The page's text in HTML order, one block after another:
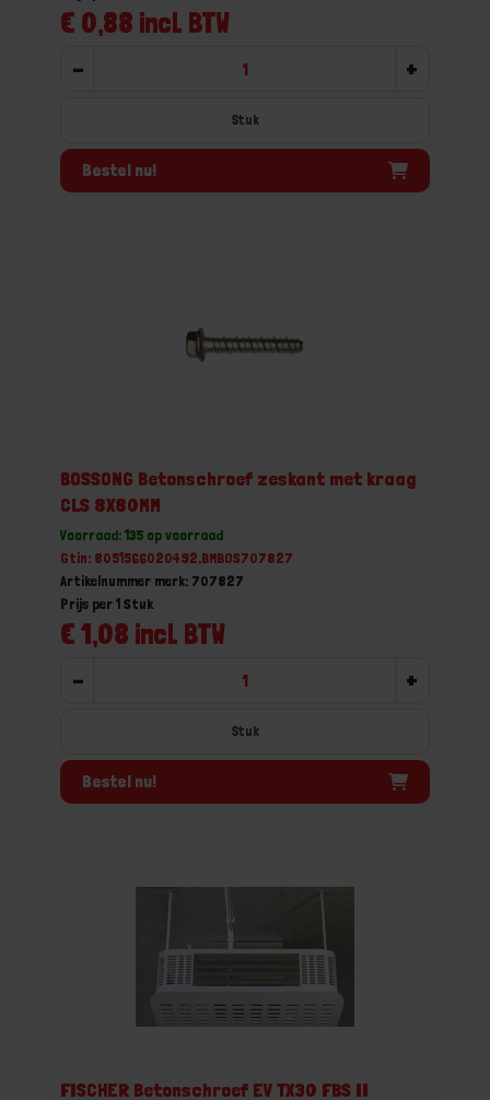
€ 0,88 incl. BTW
- +
Stuk
Bestel nu!
BOSSONG Betonschroef zeskant met kraag
CLS 8X80MM
Voorraad: 135 op voorraad
Gtin: 8051566020492,BMBOS707827
Artikelnummer merk: 707827
€ 1,08 incl. BTW
Prijs per 1 Stuk
- +
Stuk
Bestel nu!
FISCHER Betonschroef EV TX30 FBS II